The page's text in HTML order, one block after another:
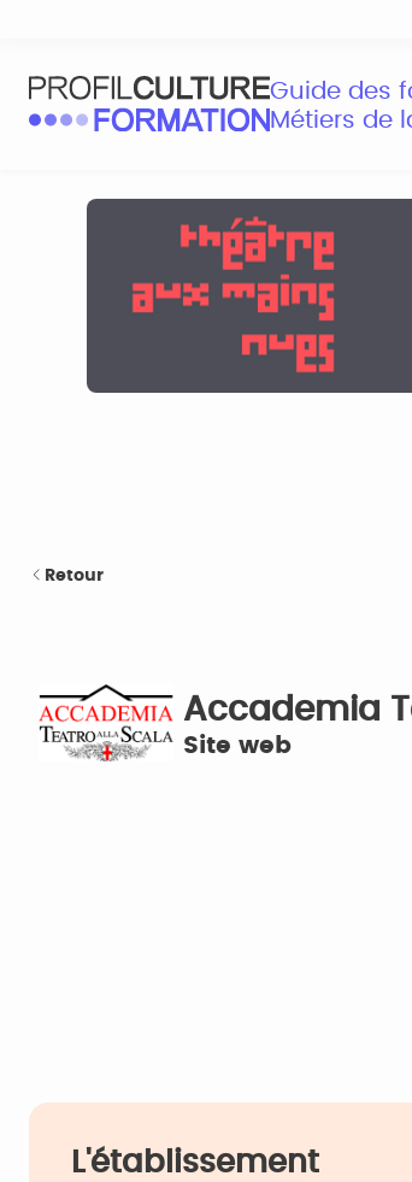
Guide des
Métiers de
Retour
Accademia
Site web
L'établissement